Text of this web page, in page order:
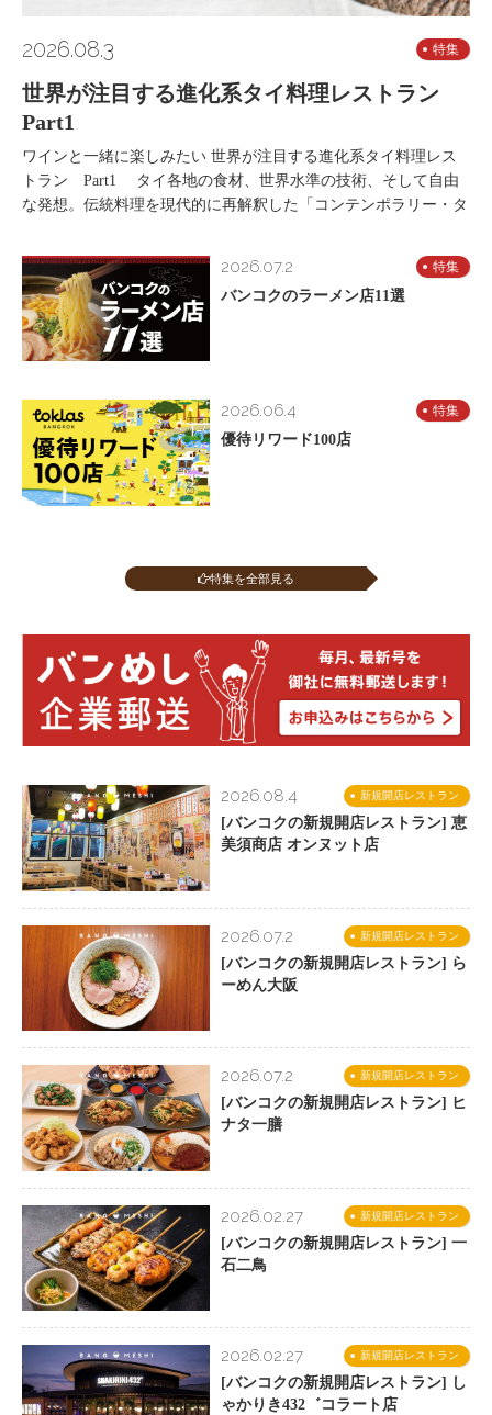
2026.08.3 特集
世界が注目する進化系タイ料理レストラン
Part1
ワインと一緒に楽しみたい 世界が注目する進化系タイ料理レス
トラン Part1 タイ各地の食材、世界水準の技術、そして自由
な発想。伝統料理を現代的に再解釈した「コンテンポラリー・タ
2026.07.2 特集
バンコクのラーメン店11選
2026.06.4 特集
優待リワード100店
特集を全部見る
新規開店レストラン
2026.08.4
[バンコクの新規開店レストラン] 恵
美須商店 オンヌット店
新規開店レストラン
2026.07.2
[バンコクの新規開店レストラン] ら
ーめん大阪
新規開店レストラン
2026.07.2
[バンコクの新規開店レストラン] ヒ
ナタ一膳
新規開店レストラン
2026.02.27
[バンコクの新規開店レストラン] 一
石二鳥
新規開店レストラン
2026.02.27
[バンコクの新規開店レストラン] し
ゃかりき432゛コラート店